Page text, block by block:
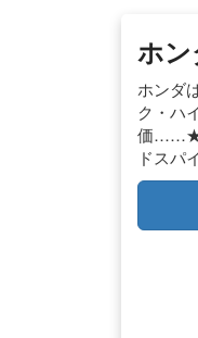
ホ
ホンダ
ク・ハ
価
ドスパ